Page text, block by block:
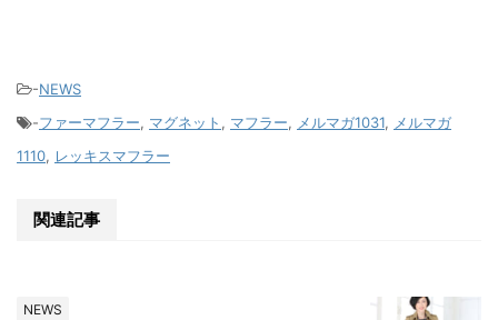
-NEWS
-ファーマフラー, マグネット , マフラー, メルマガ1031, メルマガ
1110, レッキスマフラー
関連記事
NEWS